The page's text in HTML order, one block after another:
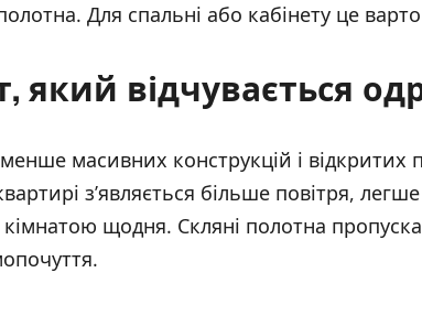
Для спальні або кабінету це
який відчувається
масивних конструкцій і відкритих
з’являється більше повітря,
кімнатою щодня. Скляні полотна